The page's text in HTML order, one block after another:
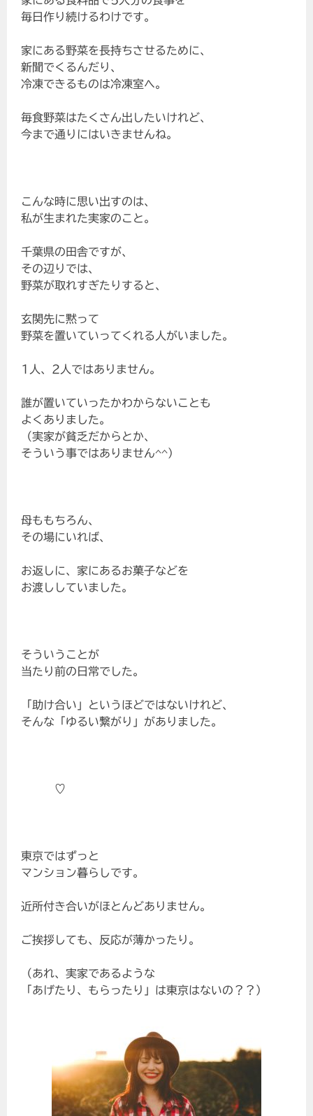
毎日作り続けるわけです。
家にある野菜を長持ちさせるために、
新聞でくるんだり、
冷凍できるものは冷凍室へ。
毎食野菜はたくさん出したいけれど、
今まで通りにはいきませんね。
こんな時に思い出すのは、
私が生まれた実家のこと。
千葉県の田舎ですが、
その辺りでは、
野菜が取れすぎたりすると、
玄関先に黙って
野菜を置いていってくれる人がいました。
1人、2人ではありません。
誰が置いていったかわからないことも
よくありました。
（実家が貧乏だからとか、
そういう事ではありません^^）
母ももちろん、
その場にいれば、
お返しに、家にあるお菓子などを
お渡ししていました。
そういうことが
当たり前の日常でした。
「助け合い」というほどではないけれど、
そんな「ゆるい繋がり」がありました。
♡
東京ではずっと
マンション暮らしです。
近所付き合いがほとんどありません。
ご挨拶しても、反応が薄かったり。
（あれ、実家であるような
「あげたり、もらったり」は東京はないの？？）